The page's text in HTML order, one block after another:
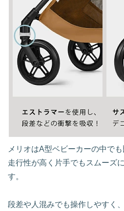
メリオはA型ベビーカーの中でも
走行性が高く片手でもスムーズ
す。
段差や人混みでも操作しやすく、